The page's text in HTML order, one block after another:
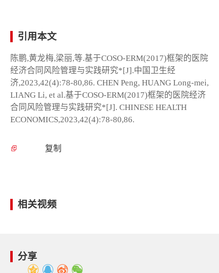
引用本文
陈鹏,黄龙梅,梁丽,等.基于COSO-ERM(2017)框架的医院
经济合同风险管理与实践研究*[J].中国卫生经
济,2023,42(4):78-80,86. CHEN Peng, HUANG Long-mei,
LIANG Li, et al.基于COSO-ERM(2017)框架的医院经济
合同风险管理与实践研究*[J]. CHINESE HEALTH
ECONOMICS,2023,42(4):78-80,86.
复制
相关视频
分享